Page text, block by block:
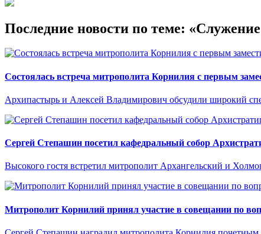
Последние новости по теме:
Состоялась встреча митрополита Корнилия с первым
Архипастырь и Алексей Владимирович обсудили широкий
Сергей Степашин посетил кафедральный собор
Высокого гостя встретил митрополит Архангельский и
Митрополит Корнилий принял участие в совещании по